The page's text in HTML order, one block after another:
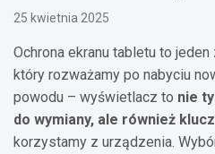
25 kwietnia 2025
Ochrona ekranu tabletu to
który rozważamy po nabyciu
powodu – wyświetlacz to nie
do wymiany, ale również
korzystamy z urządzenia.